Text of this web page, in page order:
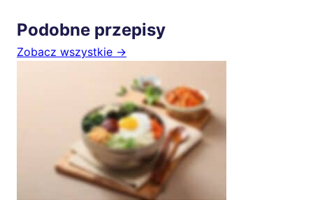
Podobne przepisy
Zobacz wszystkie →